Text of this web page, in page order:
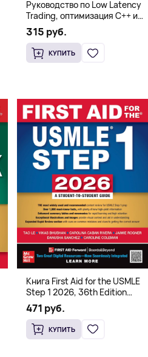
Руководство по Low Latency
Trading, оптимизация C++ и
системная архитектура для
HFT
315 руб.
КУПИТЬ
Книга First Aid for the USMLE
Step 1 2026, 36th Edition
(Мягкий переплет,
Английский язык)
471 руб.
КУПИТЬ